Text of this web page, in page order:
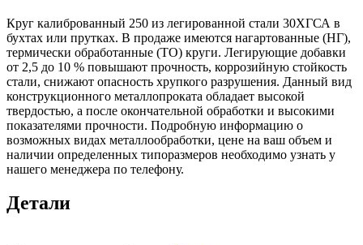
Круг калиброванный 250 из легированной стали 30ХГСА в
бухтах или прутках. В продаже имеются нагартованные (НГ),
термически обработанные (ТО) круги. Легирующие добавки
от 2,5 до 10 % повышают прочность, коррозийную стойкость
стали, снижают опасность хрупкого разрушения. Данный вид
конструкционного металлопроката обладает высокой
твердостью, а после окончательной обработки и высокими
показателями прочности. Подробную информацию о
возможных видах металлообработки, цене на ваш объем и
наличии определенных типоразмеров необходимо узнать у
нашего менеджера по телефону.
Детали